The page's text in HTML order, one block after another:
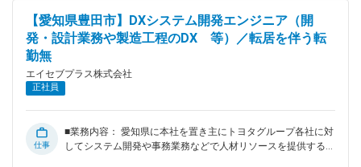
輩の育成側に回って頂きます。 ■組織構成： 現在当社から8名
が当業務に従事しております。 ■当ポジションの魅力 （1）や
りがい： 実際に走っている車の自動運転や先進安全システム
を実感できる大変意義のある仕事です。 （2）将来性： 自動
運転など車は現在変革期を迎えています。その中で、最先端の
技術に関わる業務であり、今後さらに需要が拡大していく業界
となります。 （3）自分の頑張りを評価してもらえる、希望を
伝えられる環境： 常駐派遣になりますが、複数名で行くため
頑張りを見てもらえる環境です。 また月1回面談があり、業務
【愛知県豊田市】DXシステム開発エンジニア（開
発・設計業務や製造工程のDX 等）／転居を伴う転
勤無
エイセブプラス株式会社
正社員
仕事
■業務内容： 愛知県に本社を置き主にトヨタグループ各社に対
してシステム開発や事務業務などで人材リソースを提供する弊